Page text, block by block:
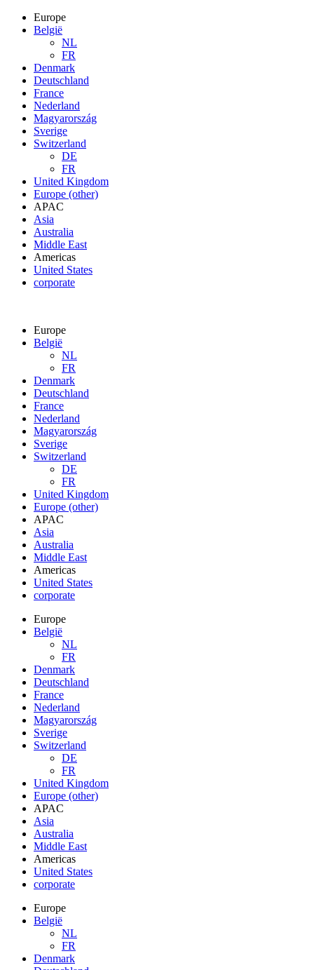
Europe
België
NL
FR
Denmark
Deutschland
France
Nederland
Magyarország
Sverige
Switzerland
DE
FR
United Kingdom
Europe (other)
APAC
Asia
Australia
Middle East
Americas
United States
corporate
Europe
België
NL
FR
Denmark
Deutschland
France
Nederland
Magyarország
Sverige
Switzerland
DE
FR
United Kingdom
Europe (other)
APAC
Asia
Australia
Middle East
Americas
United States
corporate
Europe
België
NL
FR
Denmark
Deutschland
France
Nederland
Magyarország
Sverige
Switzerland
DE
FR
United Kingdom
Europe (other)
APAC
Asia
Australia
Middle East
Americas
United States
corporate
Europe
België
NL
FR
Denmark